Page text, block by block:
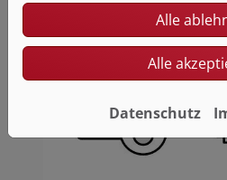
Alle
Alle
Datenschutz